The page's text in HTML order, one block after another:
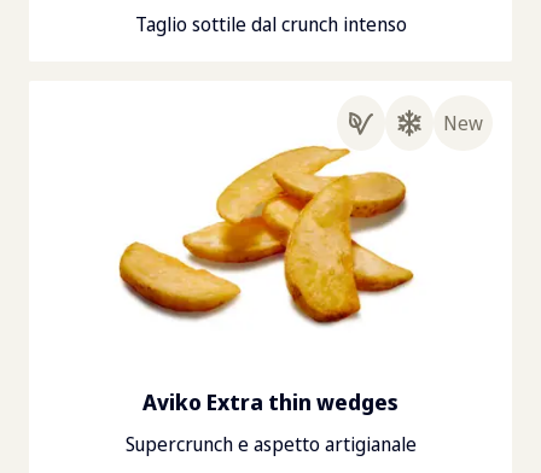
Taglio sottile dal crunch intenso
New
Aviko Extra thin wedges
Supercrunch e aspetto artigianale